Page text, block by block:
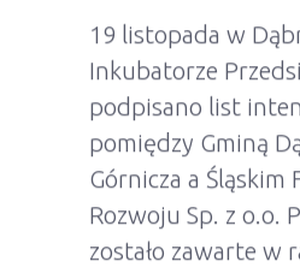
19 listopada w
Inkubatorze
podpisano list
pomiędzy Gminą
Górnicza a Śląskim
Rozwoju Sp. z o.o.
zostało zawarte w